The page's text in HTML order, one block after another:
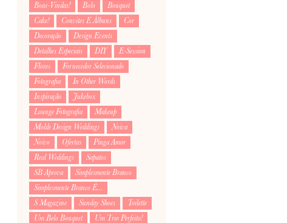
Boas-Vindas!
Bolo
Bouquet
Cake!
Convites E Álbuns
Cor
Decoração
Design Events
Detalhes Especiais
DIY
E-Session
Flores
Fornecedor Selecionado
Fotografia
In Other Words
Inspiração
Jukebox
Lounge Fotografia
Makeup
Molde Design Weddings
Noiva
Noivo
Ofertas
Pinga Amor
Real Weddings
Sapatos
SB Aprova
Simplesmente Branco
Simplesmente Branco É...
S Magazine
Sunday Shoes
Toilette
Um Belo Bouquet
Um Trio Perfeito!